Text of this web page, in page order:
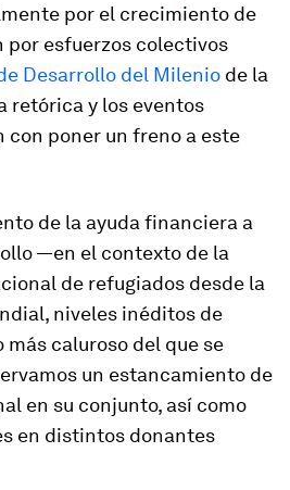
por el crecimiento de
por esfuerzos colectivos
Desarrollo del Milenio de la
retórica y los eventos
con poner un freno a este
de la ayuda financiera a
—en el contexto de la
de refugiados desde la
niveles inéditos de
más caluroso del que se
un estancamiento de
en su conjunto, así como
en distintos donantes